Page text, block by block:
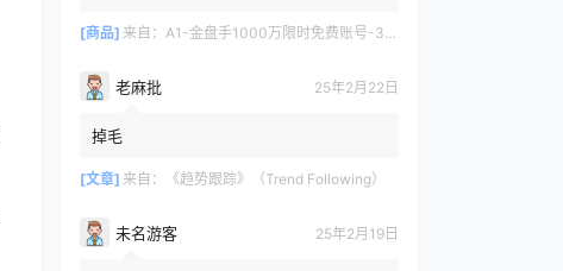
[商品] 来自： A1-金盘手1000万限时免费账号-30天/次/用户
老麻批 25年2月22日
掉毛
[文章] 来自： 《趋势跟踪》（Trend Following）
未名游客 25年2月19日